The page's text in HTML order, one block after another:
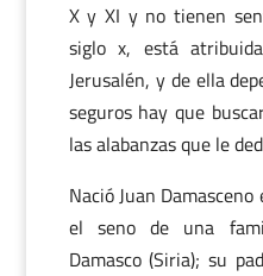
X y XI y no tienen
siglo x, está
Jerusalén, y de ella
seguros hay que
las alabanzas que le
Nació Juan
el seno de una
Damasco (Siria); su